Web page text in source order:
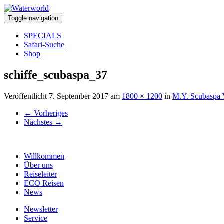
Toggle navigation
SPECIALS
Safari-Suche
Shop
schiffe_scubaspa_37
Veröffentlicht 7. September 2017 am 1800 × 1200 in M.Y. Scubaspa
← Vorheriges
Nächstes →
Willkommen
Über uns
Reiseleiter
ECO Reisen
News
Newsletter
Service